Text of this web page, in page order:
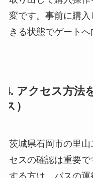
変です。事前に購
きる状態でゲートへ
4. アクセス方法
ス）
茨城県石岡市の里
セスの確認は重要
する方は、バスの運